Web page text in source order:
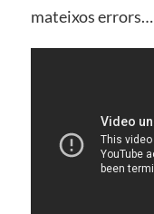
mateixos